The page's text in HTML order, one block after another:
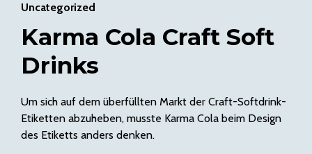
Uncategorized
Karma Cola Craft Soft
Drinks
Um sich auf dem überfüllten Markt der Craft-Softdrink-
Etiketten abzuheben, musste Karma Cola beim Design
des Etiketts anders denken.